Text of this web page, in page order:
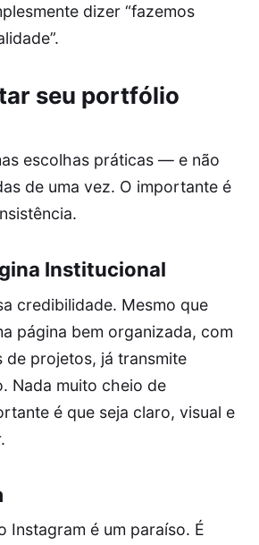
dizer “fazemos
seu portfólio
escolhas práticas — e não
de uma vez. O importante é
Institucional
credibilidade. Mesmo que
página bem organizada, com
de projetos, já transmite
Nada muito cheio de
é que seja claro, visual e
Instagram é um paraíso. É